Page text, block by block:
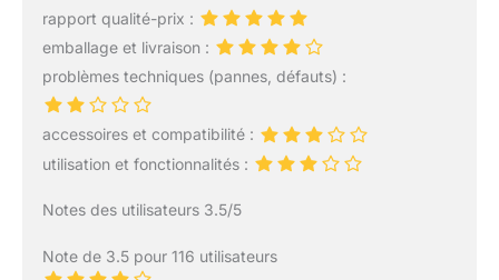
rapport qualité-prix :
emballage et livraison :
problèmes techniques (pannes, défauts) :
accessoires et compatibilité :
utilisation et fonctionnalités :
Notes des utilisateurs 3.5/5
Note de 3.5 pour 116 utilisateurs